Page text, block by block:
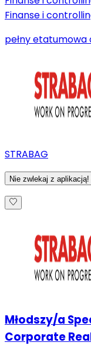
Finanse i
pełny etatumowa
STRABAG
Nie zwlekaj z aplikacją!
Młodszy/a
Corporate